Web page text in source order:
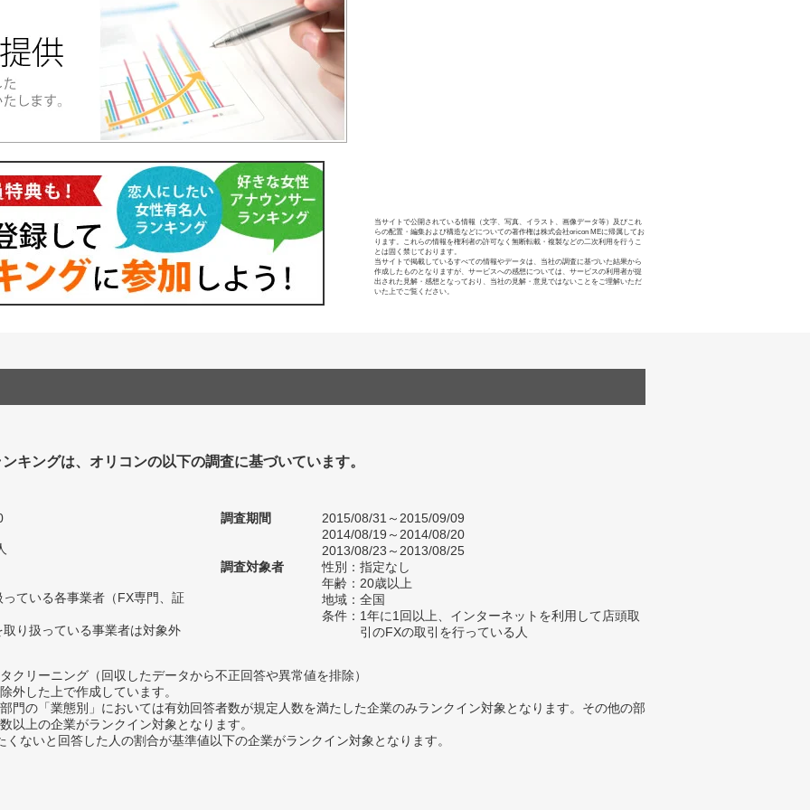
当サイトで公開されている情報（文字、写真、イラスト、画像データ等）及びこれ
らの配置・編集および構造などについての著作権は株式会社oricon MEに帰属してお
ります。これらの情報を権利者の許可なく無断転載・複製などの二次利用を行うこ
とは固く禁じております。
当サイトで掲載しているすべての情報やデータは、当社の調査に基づいた結果から
作成したものとなりますが、サービスへの感想については、サービスの利用者が提
出された見解・感想となっており、当社の見解・意見ではないことをご理解いただ
いた上でご覧ください。
キングは、オリコンの以下の調査に基づいています。
ている各事業者（FX専門、証
り扱っている事業者は対象外
調査期間
2015/08/31～2015/09/09
2014/08/19～2014/08/20
2013/08/23～2013/08/25
調査対象者
性別：指定なし
年齢：20歳以上
地域：全国
条件：1年に1回以上、インターネットを利用して店頭取
引のFXの取引を行っている人
リーニング（回収したデータから不正回答や異常値を排除）
した上で作成しています。
門の「業態別」においては有効回答者数が規定人数を満たした企業のみランクイン対象となります。その他の部
以上の企業がランクイン対象となります。
ないと回答した人の割合が基準値以下の企業がランクイン対象となります。